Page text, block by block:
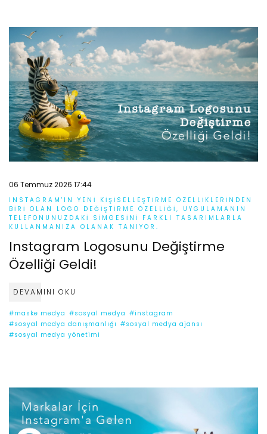
06 Temmuz 2026 17:44
INSTAGRAM'IN YENI KIŞISELLEŞTIRME ÖZELLIKLERINDEN
BIRI OLAN LOGO DEĞIŞTIRME ÖZELLIĞI, UYGULAMANIN
TELEFONUNUZDAKI SIMGESINI FARKLI TASARIMLARLA
KULLANMANIZA OLANAK TANIYOR.
Instagram Logosunu Değiştirme
Özelliği Geldi!
DEVAMINI OKU
#maske medya #sosyal medya #instagram
#sosyal medya danışmanlığı #sosyal medya ajansı
#sosyal medya yönetimi